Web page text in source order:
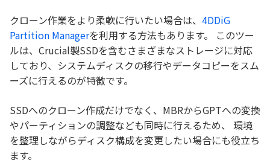
クローン作業をより柔軟に行いたい場合は、 4DDiG
Partition Managerを利用する方法もあります。 このツー
ルは、Crucial製SSDを含むさまざまなストレージに対応
しており、システムディスクの移行やデータコピーをスム
ーズに行えるのが特徴です。
SSDへのクローン作成だけでなく、MBRからGPTへの変換
やパーティションの調整なども同時に行えるため、 環境
を整理しながらディスク構成を変更したい場合にも役立ち
ます。